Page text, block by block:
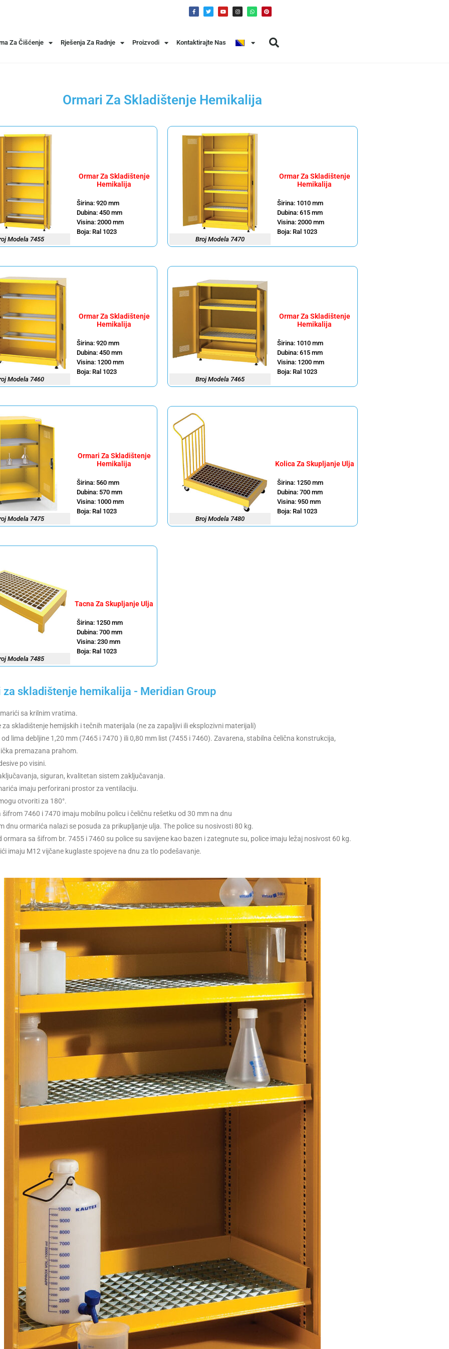
Za Čišćenje Rješenja Za Radnje Proizvodi Kontaktirajte Nas
Ormari Za Skladištenje Hemikalija
Modela 7455
Ormar Za Skladištenje
Hemikalija
Širina: 920 mm
Dubina: 450 mm
Visina: 2000 mm
Boja: Ral 1023
Modela 7460
Ormar Za Skladištenje
Hemikalija
Širina: 920 mm
Dubina: 450 mm
Visina: 1200 mm
Boja: Ral 1023
Modela 7475
Ormari Za Skladištenje
Hemikalija
Širina: 560 mm
Dubina: 570 mm
Visina: 1000 mm
Boja: Ral 1023
Modela 7485
Tacna Za Skupljanje Ulja
Širina: 1250 mm
Dubina: 700 mm
Visina: 230 mm
Boja: Ral 1023
Broj Modela 7470
Ormar Za Skladištenje
Hemikalija
Širina: 1010 mm
Dubina: 615 mm
Visina: 2000 mm
Boja: Ral 1023
Broj Modela 7465
Ormar Za Skladištenje
Hemikalija
Širina: 1010 mm
Dubina: 615 mm
Visina: 1200 mm
Boja: Ral 1023
Broj Modela 7480
Kolica Za Skupljanje Ulja
Širina: 1250 mm
Dubina: 700 mm
Visina: 950 mm
Boja: Ral 1023
za skladištenje hemikalija - Meridian Group
sa krilnim vratima.
za skladištenje hemijskih i tečnih materijala (ne za zapaljivi ili eksplozivni materijali)
od lima debljine 1,20 mm (7465 i 7470 ) ili 0,80 mm list (7455 i 7460). Zavarena, stabilna čelična konstrukcija,
premazana prahom.
po visini.
siguran, kvalitetan sistem zaključavanja.
imaju perforirani prostor za ventilaciju.
otvoriti za 180°.
šifrom 7460 i 7470 imaju mobilnu policu i čeličnu rešetku od 30 mm na dnu
dnu ormarića nalazi se posuda za prikupljanje ulja. The police su nosivosti 80 kg.
ormara sa šifrom br. 7455 i 7460 su police su savijene kao bazen i zategnute su, police imaju ležaj nosivost 60 kg.
imaju M12 vijčane kuglaste spojeve na dnu za tlo podešavanje.